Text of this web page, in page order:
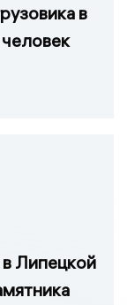
в
Липецкой